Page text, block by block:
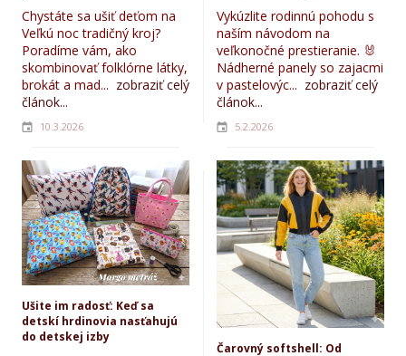
Chystáte sa ušiť deťom na
Veľkú noc tradičný kroj?
Poradíme vám, ako
skombinovať folklórne látky,
brokát a mad... zobraziť celý
článok...
10.3.2026
Vykúzlite rodinnú pohodu s
naším návodom na
veľkonočné prestieranie. 🐰
Nádherné panely so zajacmi
v pastelovýc... zobraziť celý
článok...
5.2.2026
Ušite im radosť: Keď sa
detskí hrdinovia nasťahujú
do detskej izby
Čarovný softshell: Od